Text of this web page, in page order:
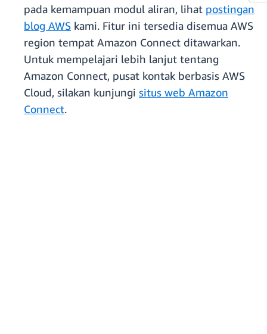
pada kemampuan modul aliran, lihat postingan
blog AWS kami. Fitur ini tersedia disemua AWS
region tempat Amazon Connect ditawarkan.
Untuk mempelajari lebih lanjut tentang
Amazon Connect, pusat kontak berbasis AWS
Cloud, silakan kunjungi situs web Amazon
Connect.